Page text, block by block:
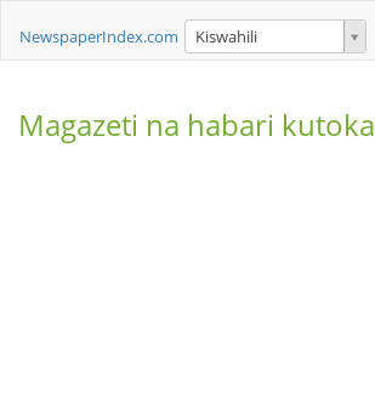
NewspaperIndex.com Kiswahili
Magazeti na habari kutoka